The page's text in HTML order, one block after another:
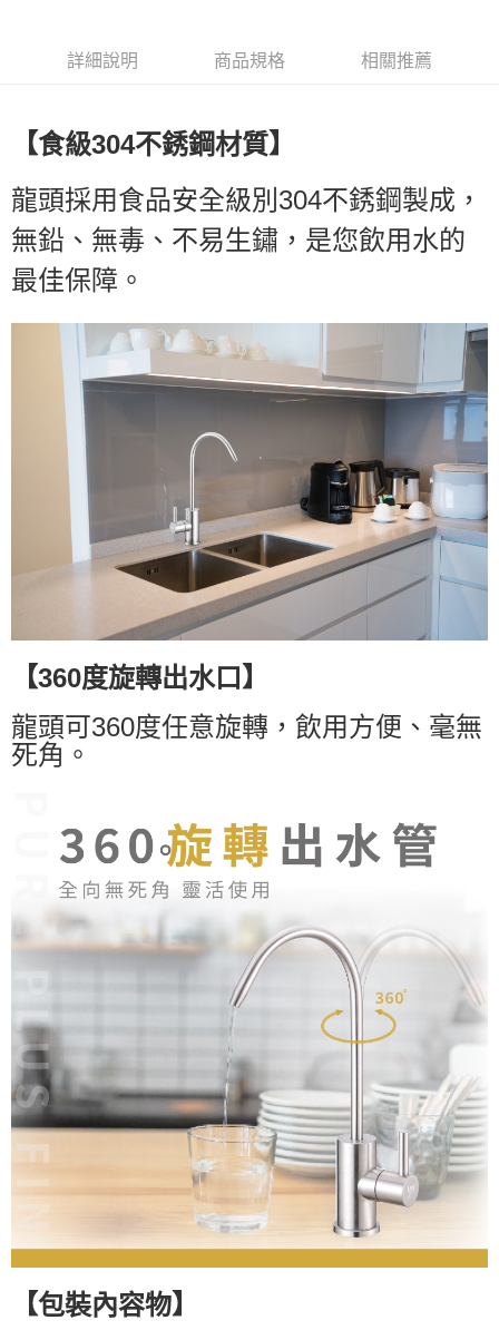
每筆NT$180，滿NT$3,000(含以上)免運費
詳細說明 商品規格 相關推薦
【食級304不銹鋼材質】
龍頭採用食品安全級別304不銹鋼製成，
無鉛、無毒、不易生鏽，是您飲用水的
最佳保障。
【360度旋轉出水口】
龍頭可360度任意旋轉，飲用方便、毫無
死角。
【包裝內容物】